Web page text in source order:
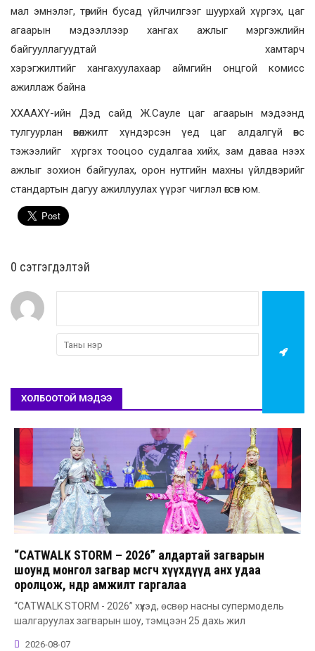
мал эмнэлэг, төрийн бусад үйлчилгээг шуурхай хүргэх, цаг
агаарын мэдээллээр хангах ажлыг мэргэжлийн
байгууллагуудтай хамтарч
хэрэгжилтийг хангахуулахаар аймгийн онцгой комисс
ажиллаж байна
ХХААХҮ-ийн Дэд сайд Ж.Сауле цаг агаарын мэдээнд
тулгуурлан өвөлжилт хүндэрсэн үед цаг алдалгүй өвс
тэжээлийг хүргэх тооцоо судалгаа хийх, зам даваа нээх
ажлыг зохион байгуулах, орон нутгийн махны үйлдвэрийг
стандартын дагуу ажиллуулах үүрэг чиглэл өгсөн юм.
0 cэтгэгдэлтэй
ХОЛБООТОЙ МЭДЭЭ
“CATWALK STORM – 2026” алдартай загварын
шоунд монгол загвар өмсөгч хүүхдүүд анх удаа
оролцож, өндөр амжилт гаргалаа
“CATWALK STORM - 2026” хүүхэд, өсвөр насны супермодель
шалгаруулах загварын шоу, тэмцээн 25 дахь жил
2026-08-07